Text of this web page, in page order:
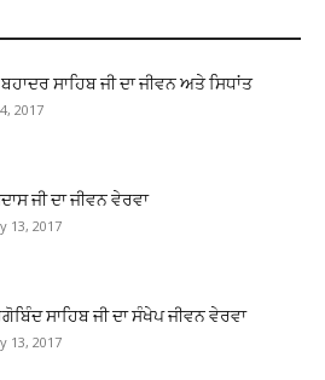
ਸਾਹਿਬ ਜੀ ਦਾ ਜੀਵਨ ਅਤੇ ਸਿਧਾਂਤ
2017
ਜੀ ਦਾ ਜੀਵਨ ਵੇਰਵਾ
13, 2017
ਸਾਹਿਬ ਜੀ ਦਾ ਸੰਖੇਪ ਜੀਵਨ ਵੇਰਵਾ
13, 2017